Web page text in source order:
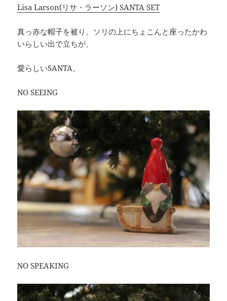
Lisa Larson(リサ・ラーソン) SANTA SET
真っ赤な帽子を被り、ソリの上にちょこんと座ったかわ
いらしい出で立ちが、
愛らしいSANTA。
NO SEEING
NO SPEAKING